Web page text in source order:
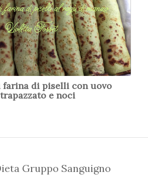
farina di piselli con uovo
e noci
Gruppo Sanguigno